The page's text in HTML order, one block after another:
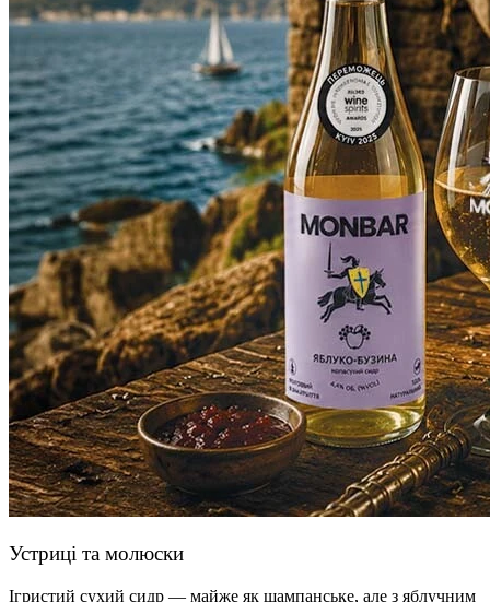
Устриці та молюски
Ігристий сухий сидр — майже як шампанське, але з яблучним